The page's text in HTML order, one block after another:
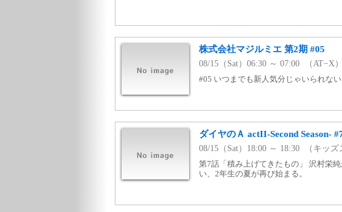
株式会社マジルミエ 第2期 #05
08/15（Sat）06:30 ～ 07:00 （AT−X）
#05 いつまでも新人気分じゃいられない
ダイヤのＡ actII-Second Season-
08/15（Sat）18:00 ～ 18:30 （キッズ
第7話「積み上げてきたもの」 沢村栄
い、2年生の夏が再び始まる。